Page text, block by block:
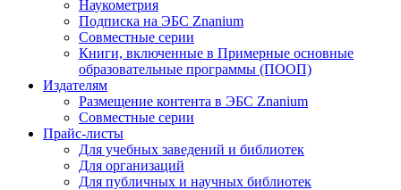
Наукометрия
Подписка на ЭБС Znanium
Совместные серии
Книги, включенные в Примерные основные
образовательные программы (ПООП)
Издателям
Размещение контента в ЭБС Znanium
Совместные серии
Прайс-листы
Для учебных заведений и библиотек
Для организаций
Для публичных и научных библиотек